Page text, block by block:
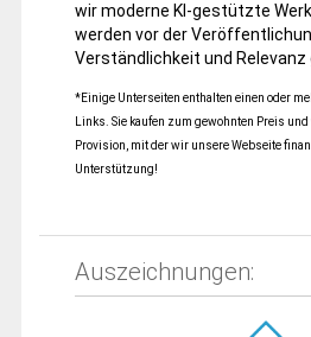
wir moderne KI-gestützte
werden vor der
Verständlichkeit und
*Einige Unterseiten enthalten einen oder
Links. Sie kaufen zum gewohnten Preis
Provision, mit der wir unsere Webseite
Unterstützung!
Auszeichnungen: